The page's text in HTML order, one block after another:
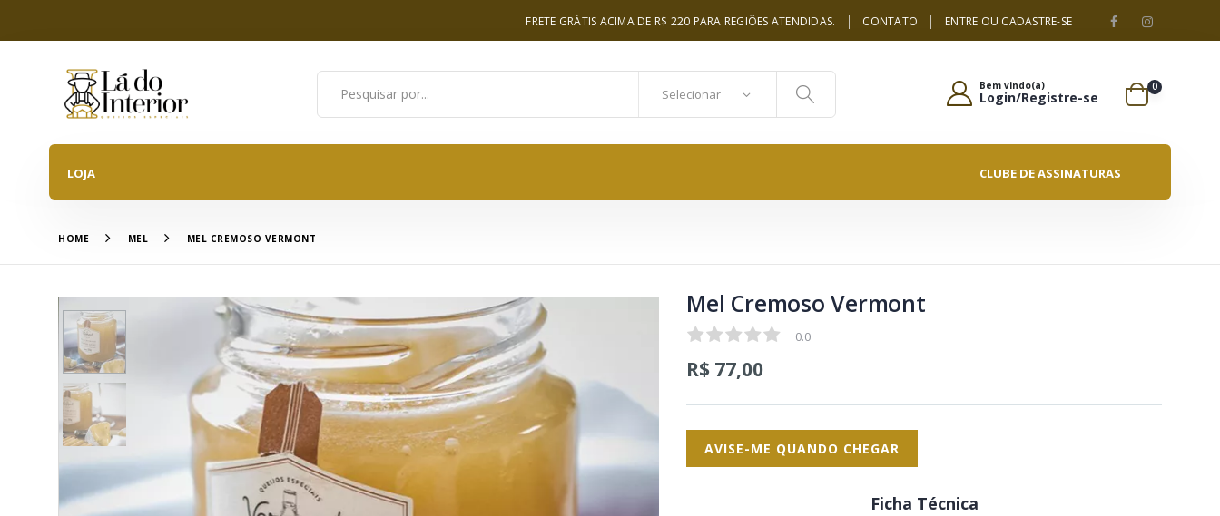
FRETE GRÁTIS ACIMA DE R$ 220 PARA REGIÕES ATENDIDAS. CONTATO ENTRE OU CADASTRE-SE
Bem vindo(a)
Login/Registre-se
0
LOJA CLUBE DE ASSINATURAS
HOME MEL MEL CREMOSO VERMONT
Mel Cremoso Vermont
0.0
0.0
R$ 77,00
AVISE-ME QUANDO CHEGAR
Ficha Técnica